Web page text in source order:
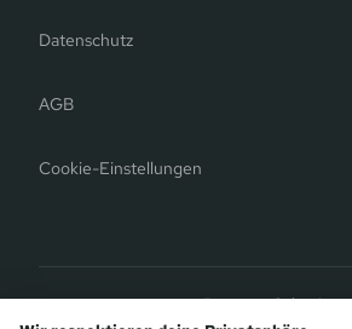
Datenschutz
AGB
Cookie-Einstellungen
Bergauer Selection